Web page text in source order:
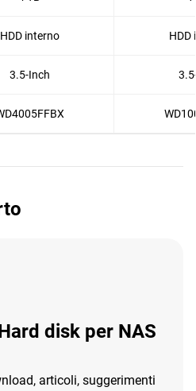
HDD interno HDD
3.5-Inch
disk per NAS
articoli, suggerimenti